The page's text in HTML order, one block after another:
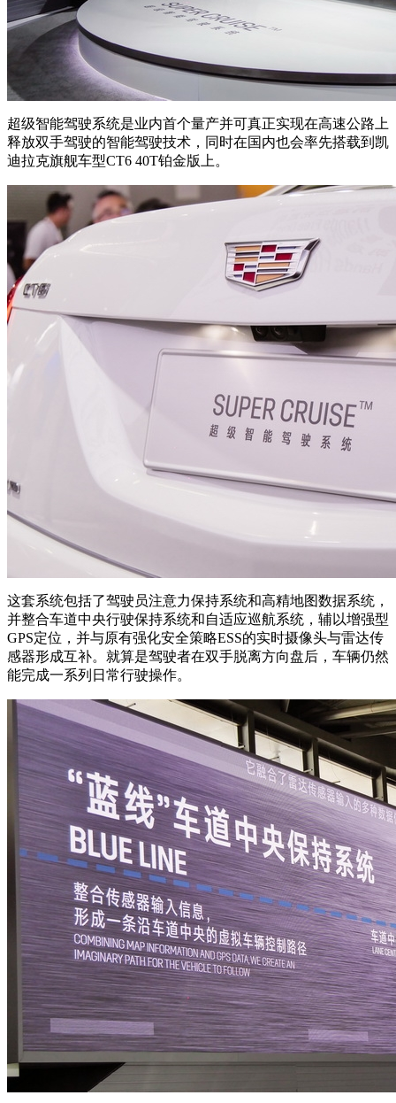
超级智能驾驶系统是业内首个量产并可真正实现在高速公路上
释放双手驾驶的智能驾驶技术，同时在国内也会率先搭载到凯
迪拉克旗舰车型CT6 40T铂金版上。
这套系统包括了驾驶员注意力保持系统和高精地图数据系统，
并整合车道中央行驶保持系统和自适应巡航系统，辅以增强型
GPS定位，并与原有强化安全策略ESS的实时摄像头与雷达传
感器形成互补。就算是驾驶者在双手脱离方向盘后，车辆仍然
能完成一系列日常行驶操作。